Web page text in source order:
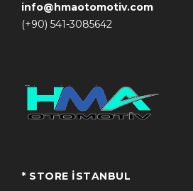
info@hmaotomotiv.com
(+90) 541-3085642
* STORE İSTANBUL